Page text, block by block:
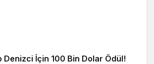
Denizci İçin 100 Bin Dolar Ödül!